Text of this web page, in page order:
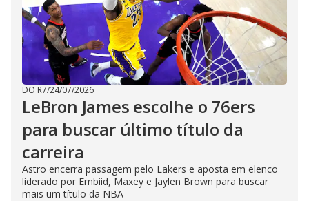
DO R7/24/07/2026
LeBron James escolhe o 76ers
para buscar último título da
carreira
Astro encerra passagem pelo Lakers e aposta em elenco
liderado por Embiid, Maxey e Jaylen Brown para buscar
mais um título da NBA